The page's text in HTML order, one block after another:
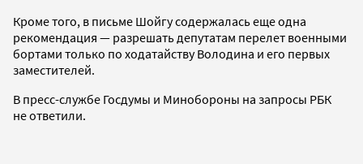
Кроме того, в письме Шойгу содержалась еще одна
рекомендация — разрешать депутатам перелет военными
бортами только по ходатайству Володина и его первых
заместителей.
В пресс-службе Госдумы и Минобороны на запросы РБК
не ответили.